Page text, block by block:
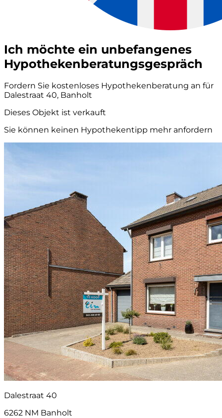
Ich möchte ein unbefangenes
Hypothekenberatungsgespräch
Fordern Sie kostenloses Hypothekenberatung an für
Dalestraat 40, Banholt
Dieses Objekt ist verkauft
Sie können keinen Hypothekentipp mehr anfordern
Dalestraat 40
6262 NM Banholt